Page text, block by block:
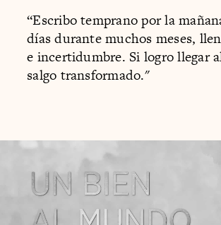
“Escribo temprano por la
días durante muchos meses,
e incertidumbre. Si logro llegar
salgo transformado."